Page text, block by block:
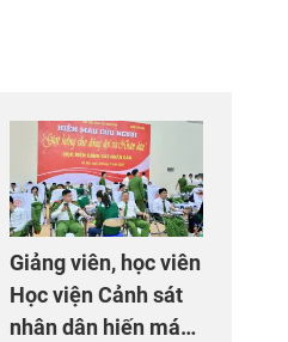
Giảng viên, học viên
Học viện Cảnh sát
nhân dân hiến máu